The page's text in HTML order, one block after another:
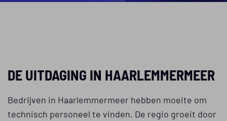
DE UITDAGING IN HAARLEMMERMEER
Bedrijven in Haarlemmermeer hebben moeite om
technisch personeel te vinden. De regio groeit door